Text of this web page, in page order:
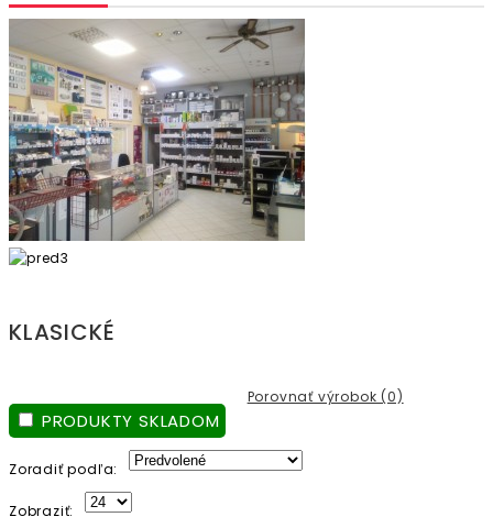
KLASICKÉ
PRODUKTY SKLADOM
Porovnať výrobok (0)
Zoradiť podľa:
Zobraziť: